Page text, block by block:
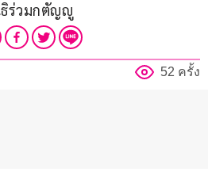
ร่วมกตัญญู
52 ครั้ง